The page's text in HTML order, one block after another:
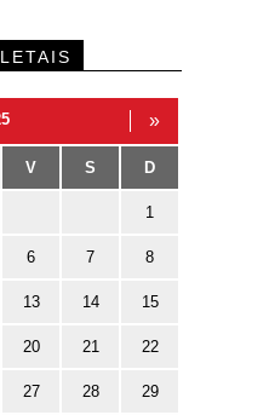
»
V S D
1
6 7 8
13 14 15
20 21 22
27 28 29